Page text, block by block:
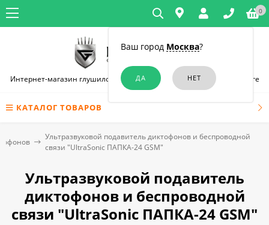
Ваш город Москва?
0
Интернет-магазин глушилок связи и диктофонов в Санкт-Петербурге
КАТАЛОГ ТОВАРОВ
Ультразвуковой подавитель диктофонов и беспроводной
связи "UltraSonic ПАПКА-24 GSM"
Ультразвуковой подавитель
диктофонов и беспроводной
связи "UltraSonic ПАПКА-24 GSM"